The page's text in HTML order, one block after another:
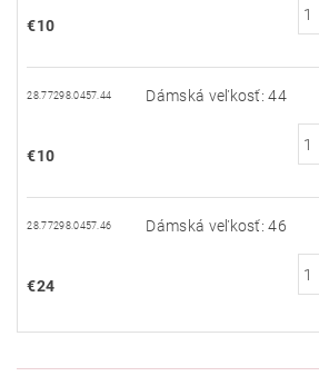
€10
28.77298.0457.44 Dámská veľkosť: 44
€10
28.77298.0457.46 Dámská veľkosť: 46
€24